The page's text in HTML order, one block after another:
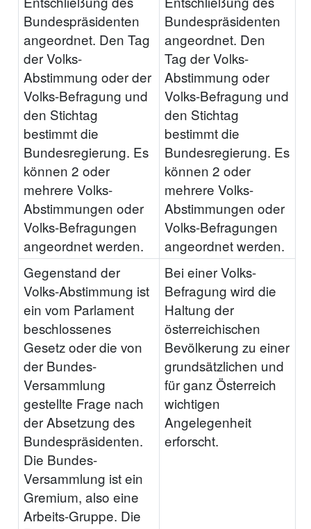
Bundespräsidenten
angeordnet. Den Tag
der Volks-
Abstimmung oder der
Volks-Befragung und
den Stichtag
bestimmt die
Bundesregierung. Es
können 2 oder
mehrere Volks-
Abstimmungen oder
Volks-Befragungen
angeordnet werden.
Bundespräsidenten
angeordnet. Den
Tag der Volks-
Abstimmung oder
Volks-Befragung und
den Stichtag
bestimmt die
Bundesregierung. Es
können 2 oder
mehrere Volks-
Abstimmungen oder
Volks-Befragungen
angeordnet werden.
Gegenstand der
Volks-Abstimmung ist
ein vom Parlament
beschlossenes
Gesetz oder die von
der Bundes-
Versammlung
gestellte Frage nach
der Absetzung des
Bundespräsidenten.
Die Bundes-
Versammlung ist ein
Gremium, also eine
Arbeits-Gruppe. Die
Bei einer Volks-
Befragung wird die
Haltung der
österreichischen
Bevölkerung zu einer
grundsätzlichen und
für ganz Österreich
wichtigen
Angelegenheit
erforscht.